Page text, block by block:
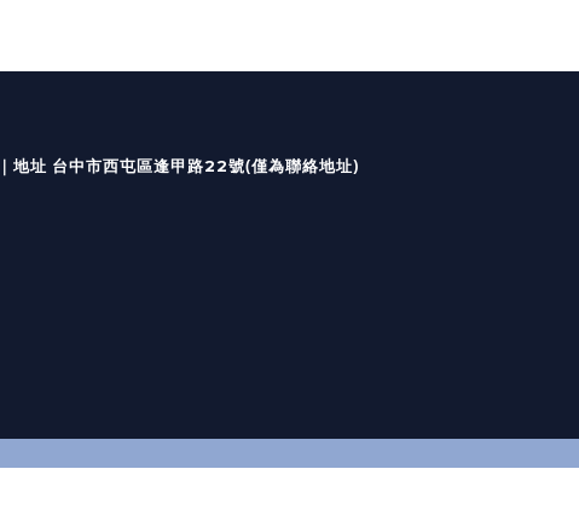
日皆無出貨及回覆）
地址 台中市西屯區逢甲路22號(僅為聯絡地址)